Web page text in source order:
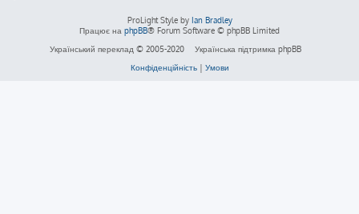
ProLight Style by Ian Bradley
Працює на phpBB® Forum Software © phpBB Limited
Український переклад © 2005-2020
Українська підтримка phpBB
Конфіденційність| Умови